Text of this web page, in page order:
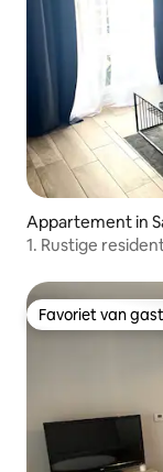
Appartement in
1. Rustige
Favoriet van
Favoriet van